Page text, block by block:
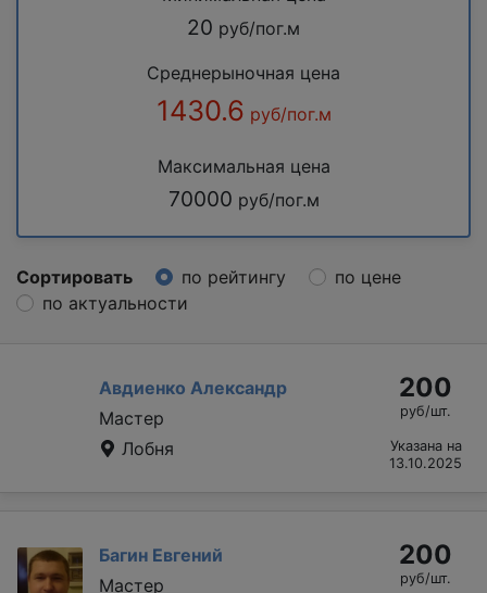
20 руб/пог.м
Среднерыночная цена
1430.6 руб/пог.м
Максимальная цена
70000 руб/пог.м
Сортировать по рейтингу
по цене
по актуальности
Авдиенко Александр
Мастер
Лобня
200
руб/шт.
Указана на
13.10.2025
Багин Евгений
Мастер
200
руб/шт.